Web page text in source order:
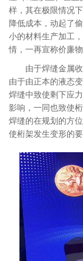
样，其在极限情况
降低成本，动起了
小的材料生产加工
情，一再宣称价廉
由于焊缝金属
由于由正本的液态
焊缝中致使剩下应
影响，一同也致使
焊缝的在规划的方
使桁架发生变形的要